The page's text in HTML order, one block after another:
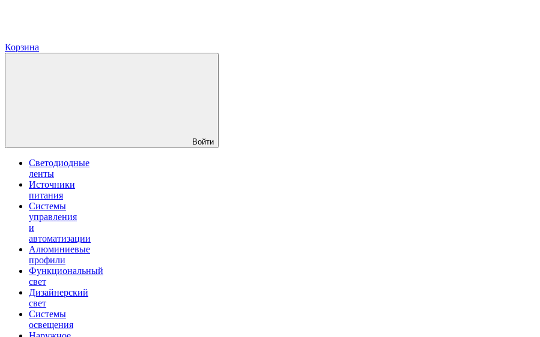
Корзина
Войти
Светодиодные
ленты
Источники
питания
Системы
управления
и
автоматизации
Алюминиевые
профили
Функциональный
свет
Дизайнерский
свет
Системы
освещения